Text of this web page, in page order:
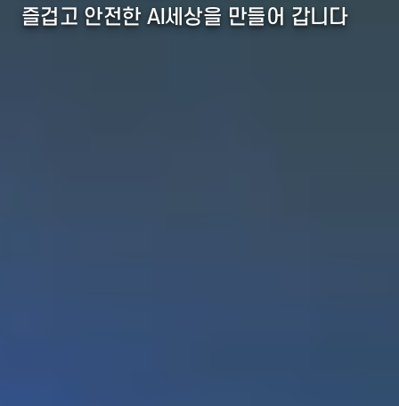
즐겁고 안전한 AI세상을 만들어 갑니다